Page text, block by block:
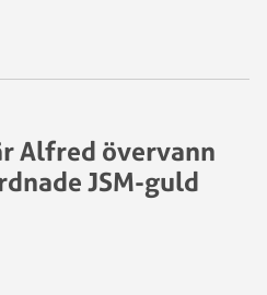
Alfred övervann
JSM-guld